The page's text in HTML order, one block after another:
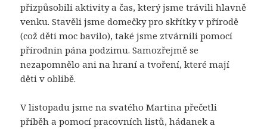
přizpůsobili aktivity a čas, který jsme trávili hlavně
venku. Stavěli jsme domečky pro skřítky v přírodě
(což děti moc bavilo), také jsme ztvárnili pomocí
přírodnin pána podzimu. Samozřejmě se
nezapomnělo ani na hraní a tvoření, které mají
děti v oblibě.
V listopadu jsme na svatého Martina přečetli
příběh a pomocí pracovních listů, hádanek a